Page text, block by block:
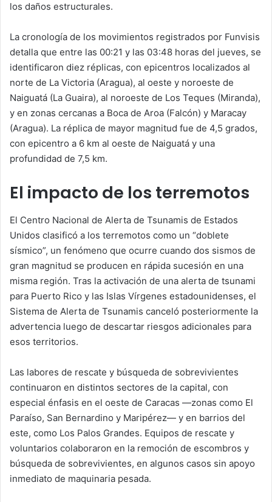
los daños estructurales.
La cronología de los movimientos registrados por Funvisis
detalla que entre las 00:21 y las 03:48 horas del jueves, se
identificaron diez réplicas, con epicentros localizados al
norte de La Victoria (Aragua), al oeste y noroeste de
Naiguatá (La Guaira), al noroeste de Los Teques (Miranda),
y en zonas cercanas a Boca de Aroa (Falcón) y Maracay
(Aragua). La réplica de mayor magnitud fue de 4,5 grados,
con epicentro a 6 km al oeste de Naiguatá y una
profundidad de 7,5 km.
El impacto de los terremotos
El Centro Nacional de Alerta de Tsunamis de Estados
Unidos clasificó a los terremotos como un “doblete
sísmico”, un fenómeno que ocurre cuando dos sismos de
gran magnitud se producen en rápida sucesión en una
misma región. Tras la activación de una alerta de tsunami
para Puerto Rico y las Islas Vírgenes estadounidenses, el
Sistema de Alerta de Tsunamis canceló posteriormente la
advertencia luego de descartar riesgos adicionales para
esos territorios.
Las labores de rescate y búsqueda de sobrevivientes
continuaron en distintos sectores de la capital, con
especial énfasis en el oeste de Caracas —zonas como El
Paraíso, San Bernardino y Maripérez— y en barrios del
este, como Los Palos Grandes. Equipos de rescate y
voluntarios colaboraron en la remoción de escombros y
búsqueda de sobrevivientes, en algunos casos sin apoyo
inmediato de maquinaria pesada.